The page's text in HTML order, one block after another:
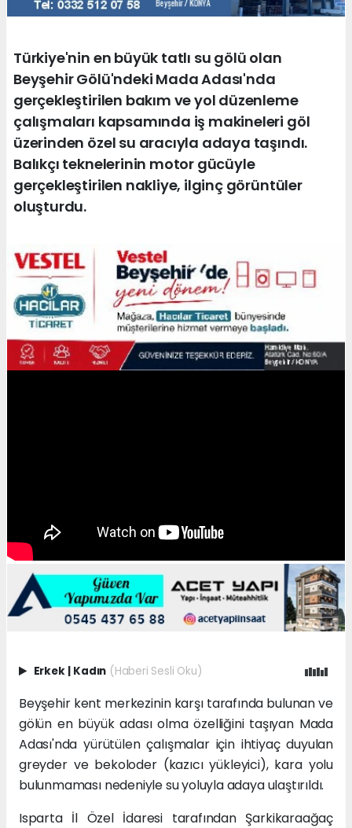
Türkiye'nin en büyük tatlı su gölü olan
Beyşehir Gölü'ndeki Mada Adası'nda
gerçekleştirilen bakım ve yol düzenleme
çalışmaları kapsamında iş makineleri göl
üzerinden özel su aracıyla adaya taşındı.
Balıkçı teknelerinin motor gücüyle
gerçekleştirilen nakliye, ilginç görüntüler
oluşturdu.
Erkek | Kadın (Haberi Sesli Oku)
Beyşehir kent merkezinin karşı tarafında bulunan ve
gölün en büyük adası olma özelliğini taşıyan Mada
Adası'nda yürütülen çalışmalar için ihtiyaç duyulan
greyder ve bekoloder (kazıcı yükleyici), kara yolu
bulunmaması nedeniyle su yoluyla adaya ulaştırıldı.
Isparta İl Özel İdaresi tarafından Şarkikaraağaç